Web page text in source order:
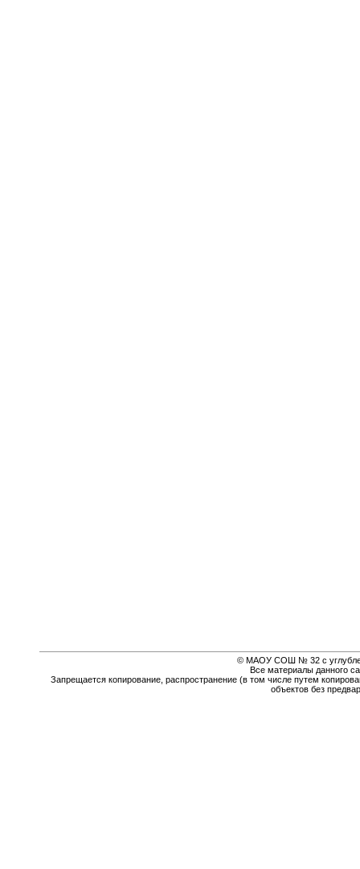
© МАОУ СОШ № 32 с
Все материалы данного
Запрещается копирование, распространение (в том числе путем
объектов без